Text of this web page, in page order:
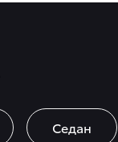
Седан